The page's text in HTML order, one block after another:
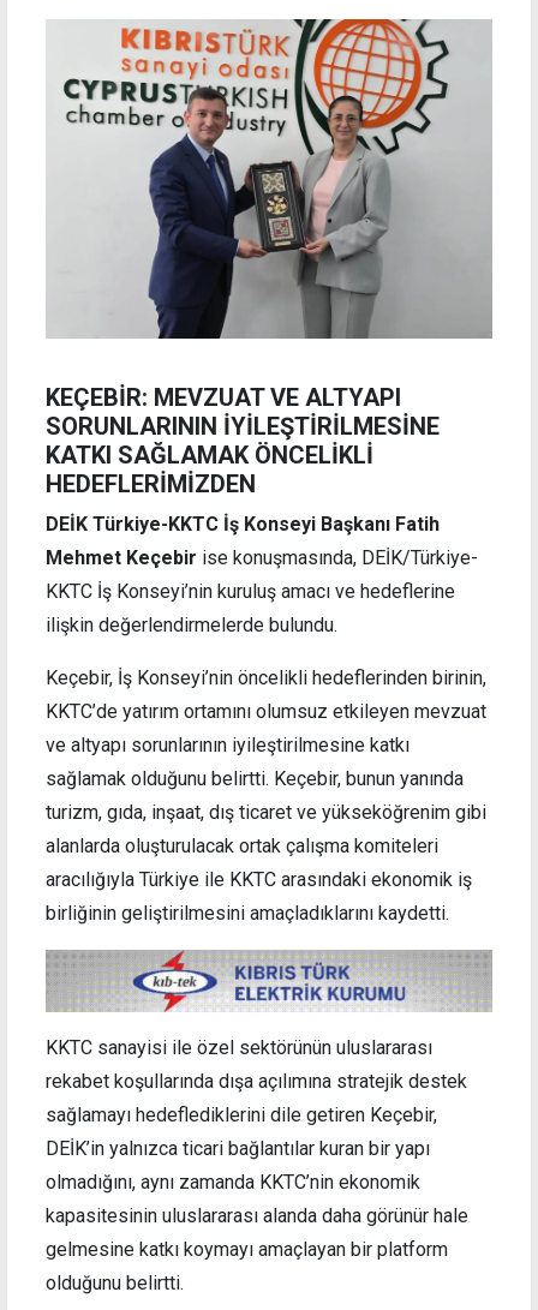
KEÇEBİR: MEVZUAT VE ALTYAPI
SORUNLARININ İYİLEŞTİRİLMESİNE
KATKI SAĞLAMAK ÖNCELİKLİ
HEDEFLERİMİZDEN
DEİK Türkiye-KKTC İş Konseyi Başkanı Fatih
Mehmet Keçebir ise konuşmasında, DEİK/Türkiye-
KKTC İş Konseyi’nin kuruluş amacı ve hedeflerine
ilişkin değerlendirmelerde bulundu.
Keçebir, İş Konseyi’nin öncelikli hedeflerinden birinin,
KKTC’de yatırım ortamını olumsuz etkileyen mevzuat
ve altyapı sorunlarının iyileştirilmesine katkı
sağlamak olduğunu belirtti. Keçebir, bunun yanında
turizm, gıda, inşaat, dış ticaret ve yükseköğrenim gibi
alanlarda oluşturulacak ortak çalışma komiteleri
aracılığıyla Türkiye ile KKTC arasındaki ekonomik iş
birliğinin geliştirilmesini amaçladıklarını kaydetti.
KKTC sanayisi ile özel sektörünün uluslararası
rekabet koşullarında dışa açılımına stratejik destek
sağlamayı hedeflediklerini dile getiren Keçebir,
DEİK’in yalnızca ticari bağlantılar kuran bir yapı
olmadığını, aynı zamanda KKTC’nin ekonomik
kapasitesinin uluslararası alanda daha görünür hale
gelmesine katkı koymayı amaçlayan bir platform
olduğunu belirtti.